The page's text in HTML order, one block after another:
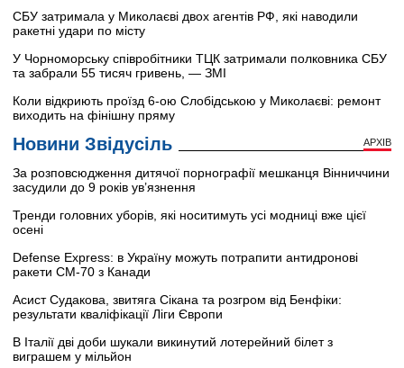
СБУ затримала у Миколаєві двох агентів РФ, які наводили
ракетні удари по місту
У Чорноморську співробітники ТЦК затримали полковника СБУ
та забрали 55 тисяч гривень, — ЗМІ
Коли відкриють проїзд 6-ою Слобідською у Миколаєві: ремонт
виходить на фінішну пряму
Новини Звідусіль АРХІВ
За розповсюдження дитячої порнографії мешканця Вінниччини
засудили до 9 років ув’язнення
Тренди головних уборів, які носитимуть усі модниці вже цієї
осені
Defense Express: в Україну можуть потрапити антидронові
ракети CM-70 з Канади
Асист Судакова, звитяга Сікана та розгром від Бенфіки:
результати кваліфікації Ліги Європи
В Італії дві доби шукали викинутий лотерейний білет з
виграшем у мільйон